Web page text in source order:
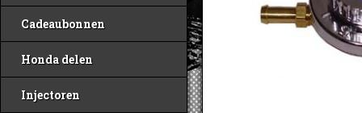
Cadeaubonnen
Honda delen
Injectoren